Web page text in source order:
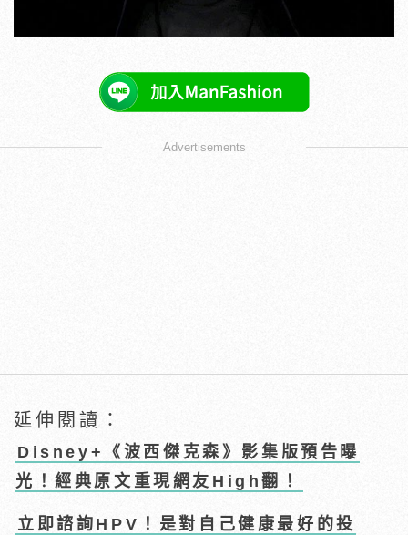
Advertisements
延伸閱讀：
Disney+《波西傑克森》影集版預告曝
光！經典原文重現網友High翻！
立即諮詢HPV！是對自己健康最好的投